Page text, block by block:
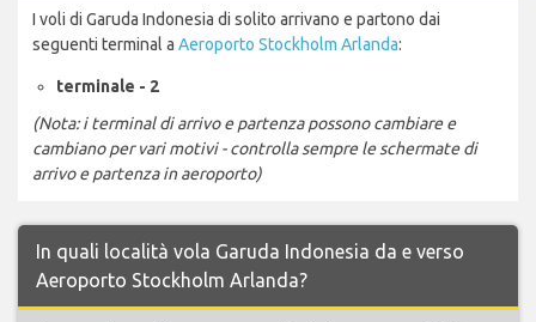
I voli di Garuda Indonesia di solito arrivano e partono dai
seguenti terminal a Aeroporto Stockholm Arlanda:
terminale - 2
(Nota: i terminal di arrivo e partenza possono cambiare e
cambiano per vari motivi - controlla sempre le schermate di
arrivo e partenza in aeroporto)
In quali località vola Garuda Indonesia da e verso
Aeroporto Stockholm Arlanda?